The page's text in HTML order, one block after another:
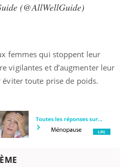
(@AllWellGuide)
femmes qui stoppent leur
vigilantes et d’augmenter leur
toute prise de poids.